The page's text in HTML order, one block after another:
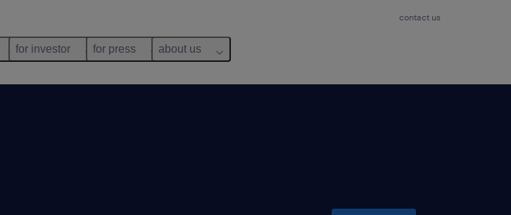
contact us
for investor for press about us